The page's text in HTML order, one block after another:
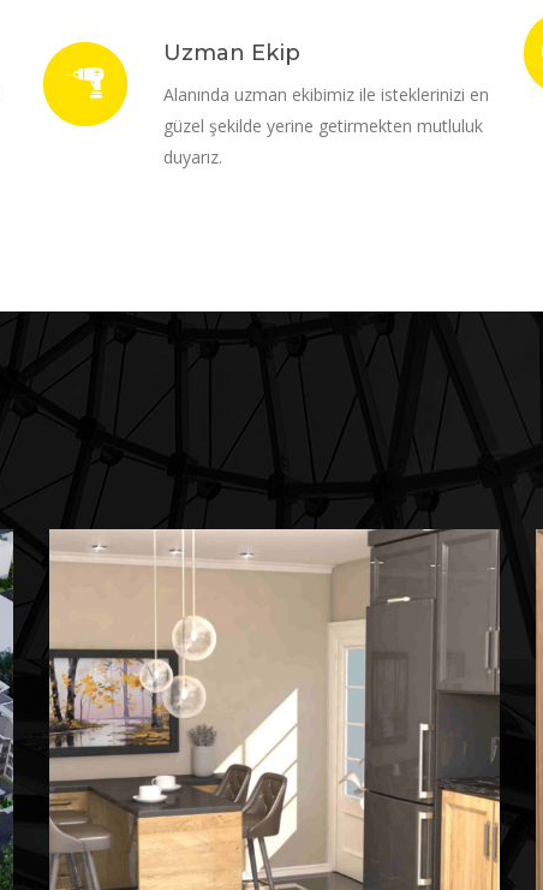
Uzman Ekip
Alanında uzman ekibimiz ile isteklerinizi en
güzel şekilde yerine getirmekten mutluluk
duyarız.